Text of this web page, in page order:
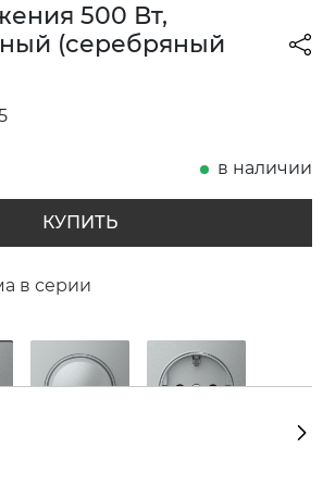
500 Вт,
(серебряный
в наличии
КУПИТЬ
в серии